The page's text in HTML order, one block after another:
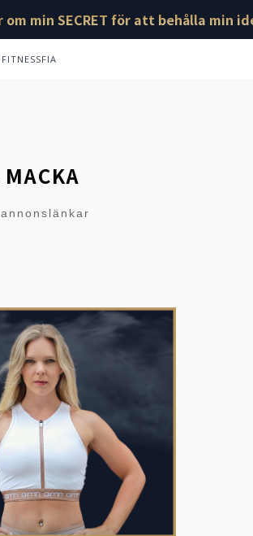
om min SECRET för att behålla min